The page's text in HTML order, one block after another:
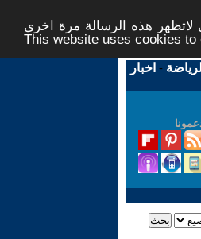
هذه الرسالة مرة اخرى -
This website uses cookies
- اخبار